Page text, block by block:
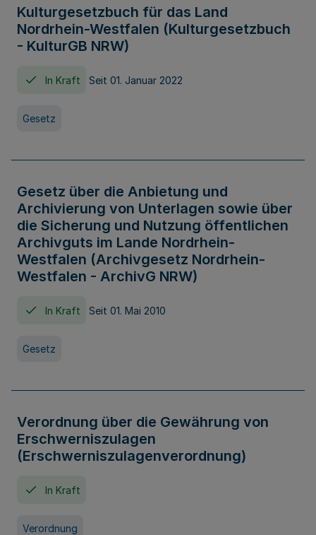
Kulturgesetzbuch für das Land
Nordrhein-Westfalen (Kulturgesetzbuch
- KulturGB NRW)
In Kraft Seit 01. Januar 2022
Gesetz
Gesetz über die Anbietung und
Archivierung von Unterlagen sowie über
die Sicherung und Nutzung öffentlichen
Archivguts im Lande Nordrhein-
Westfalen (Archivgesetz Nordrhein-
Westfalen - ArchivG NRW)
In Kraft Seit 01. Mai 2010
Gesetz
Verordnung über die Gewährung von
Erschwerniszulagen
(Erschwerniszulagenverordnung)
In Kraft
Verordnung